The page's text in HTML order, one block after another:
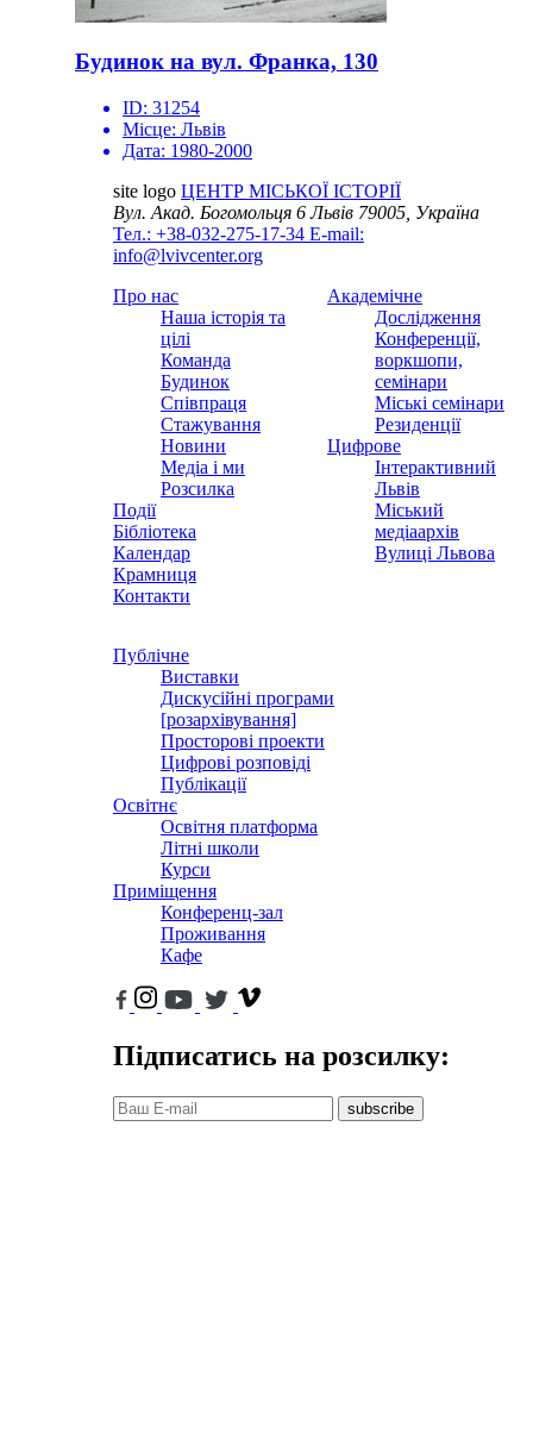
Будинок на вул. Франка, 130
ID: 31254
Місце: Львів
Дата: 1980-2000
site logo ЦЕНТР МІСЬКОЇ ІСТОРІЇ
Вул. Акад. Богомольця 6Львів 79005, Україна
Тел.: +38-032-275-17-34 E-mail:
info@lvivcenter.org
Про нас
Наша історія та
цілі
Команда
Будинок
Співпраця
Стажування
Новини
Медіа і ми
Розсилка
Події
Бібліотека
Календар
Крамниця
Контакти
Академічне
Дослідження
Конференції,
воркшопи,
семінари
Міські семінари
Резиденції
Цифрове
Інтерактивний
Львів
Міський
медіаархів
Вулиці Львова
Публічне
Виставки
Дискусійні програми
[розархівування]
Просторові проекти
Цифрові розповіді
Публікації
Освітнє
Освітня платформа
Літні школи
Курси
Приміщення
Конференц-зал
Проживання
Кафе
Підписатись на розсилку:
subscribe